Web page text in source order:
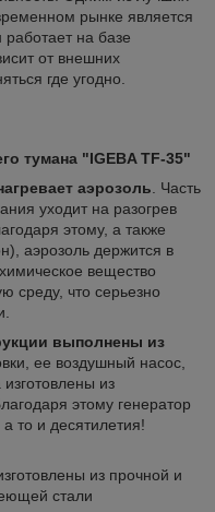
рынке является
на базе
от внешних
где угодно.
тумана "IGEBA TF-35"
аэрозоль . Часть
уходит на разогрев
этому, а также
аэрозоль держится в
вещество
среду, что серьезно
выполнены из
ее воздушный насос,
из
этому генератор
то и десятилетия!
из прочной и
стали